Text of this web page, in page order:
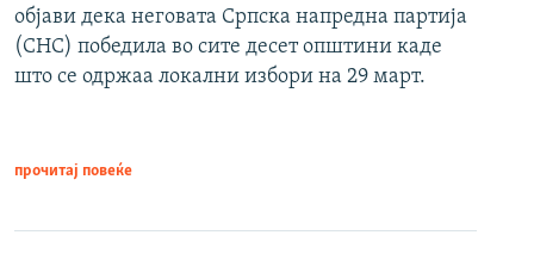
објави дека неговата Српска напредна партија
(СНС) победила во сите десет општини каде
што се одржаа локални избори на 29 март.
прочитај повеќе